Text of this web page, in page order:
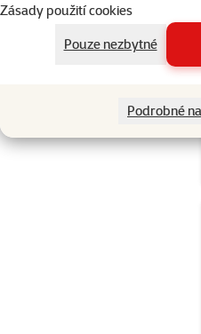
Zásady použití cookies
Pouze nezbytné
Podrobné